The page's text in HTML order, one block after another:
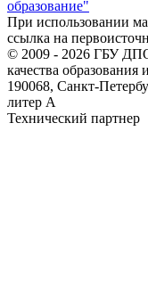
образование"
При использовании
ссылка на
© 2009 - 2026 ГБУ
качества
190068, Санкт-
литер А
Технический партнер